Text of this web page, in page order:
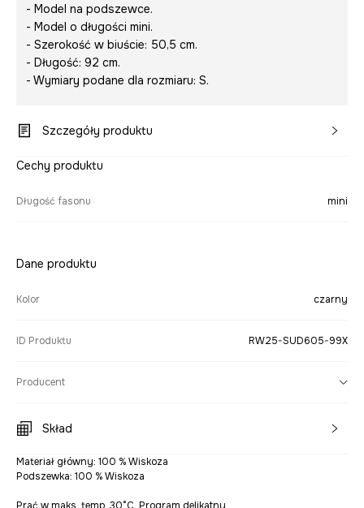
- Model na podszewce.
- Model o długości mini.
- Szerokość w biuście: 50,5 cm.
- Długość: 92 cm.
- Wymiary podane dla rozmiaru: S.
Szczegóły produktu
Cechy produktu
Długość fasonu mini
Dane produktu
Kolor czarny
ID Produktu RW25-SUD605-99X
Producent
Skład
Materiał główny: 100 % Wiskoza
Podszewka: 100 % Wiskoza